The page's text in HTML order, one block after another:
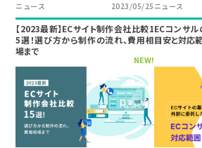
ニュース 2023/05/25 ニュース
【2023最新】ECサイト制作会社比較1
5選！選び方から制作の流れ、費用相
場まで
NEW!
ECコンサ
目安と対応